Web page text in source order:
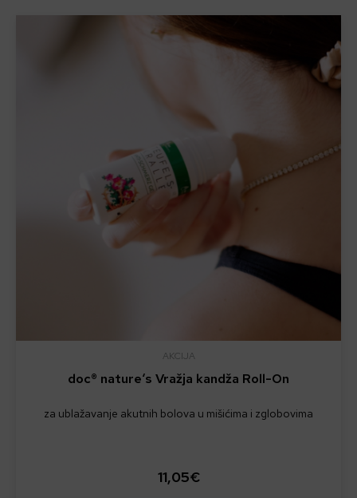
AKCIJA
doc® nature‘s Vražja kandža Roll-On
za ublažavanje akutnih bolova u mišićima i zglobovima
11,05€